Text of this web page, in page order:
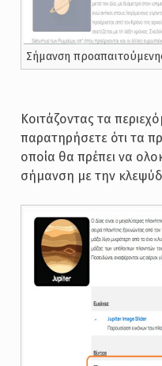
Σήμανση
Κοιτάζοντας τα
παρατηρήσετε ότι τα
οποία θα πρέπει να
σήμανση με την